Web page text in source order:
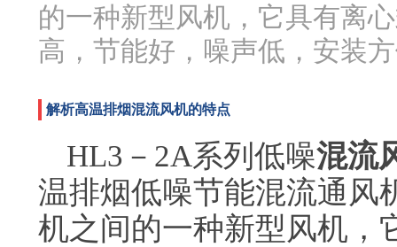
的一种新型风机，它具有离
高，节能好，噪声低，安装
解析高温排烟混流风机的特点
HL3－2A系列低噪混流
温排烟低噪节能混流通风
机之间的一种新型风机，